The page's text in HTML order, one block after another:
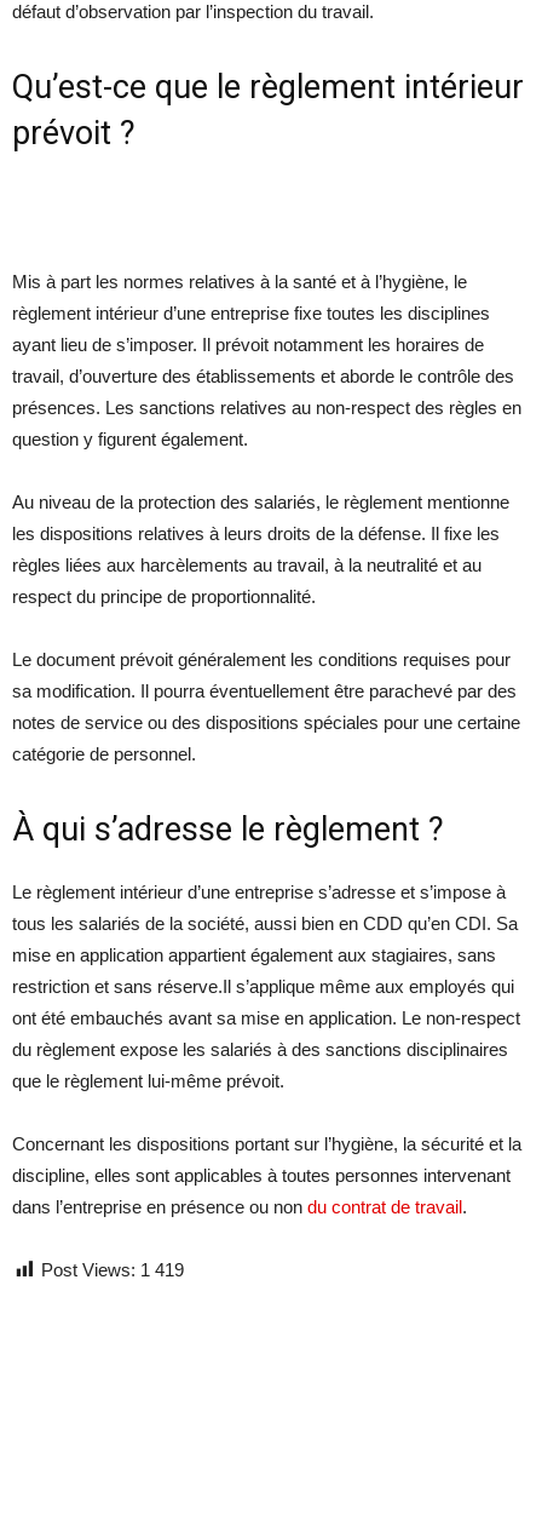
défaut d’observation par l’inspection du travail.
Qu’est-ce que le règlement intérieur
prévoit ?
Mis à part les normes relatives à la santé et à l’hygiène, le
règlement intérieur d’une entreprise fixe toutes les disciplines
ayant lieu de s’imposer. Il prévoit notamment les horaires de
travail, d’ouverture des établissements et aborde le contrôle des
présences. Les sanctions relatives au non-respect des règles en
question y figurent également.
Au niveau de la protection des salariés, le règlement mentionne
les dispositions relatives à leurs droits de la défense. Il fixe les
règles liées aux harcèlements au travail, à la neutralité et au
respect du principe de proportionnalité.
Le document prévoit généralement les conditions requises pour
sa modification. Il pourra éventuellement être parachevé par des
notes de service ou des dispositions spéciales pour une certaine
catégorie de personnel.
À qui s’adresse le règlement ?
Le règlement intérieur d’une entreprise s’adresse et s’impose à
tous les salariés de la société, aussi bien en CDD qu’en CDI. Sa
mise en application appartient également aux stagiaires, sans
restriction et sans réserve.Il s’applique même aux employés qui
ont été embauchés avant sa mise en application. Le non-respect
du règlement expose les salariés à des sanctions disciplinaires
que le règlement lui-même prévoit.
Concernant les dispositions portant sur l’hygiène, la sécurité et la
discipline, elles sont applicables à toutes personnes intervenant
dans l’entreprise en présence ou non du contrat de travail.
Post Views: 1 419